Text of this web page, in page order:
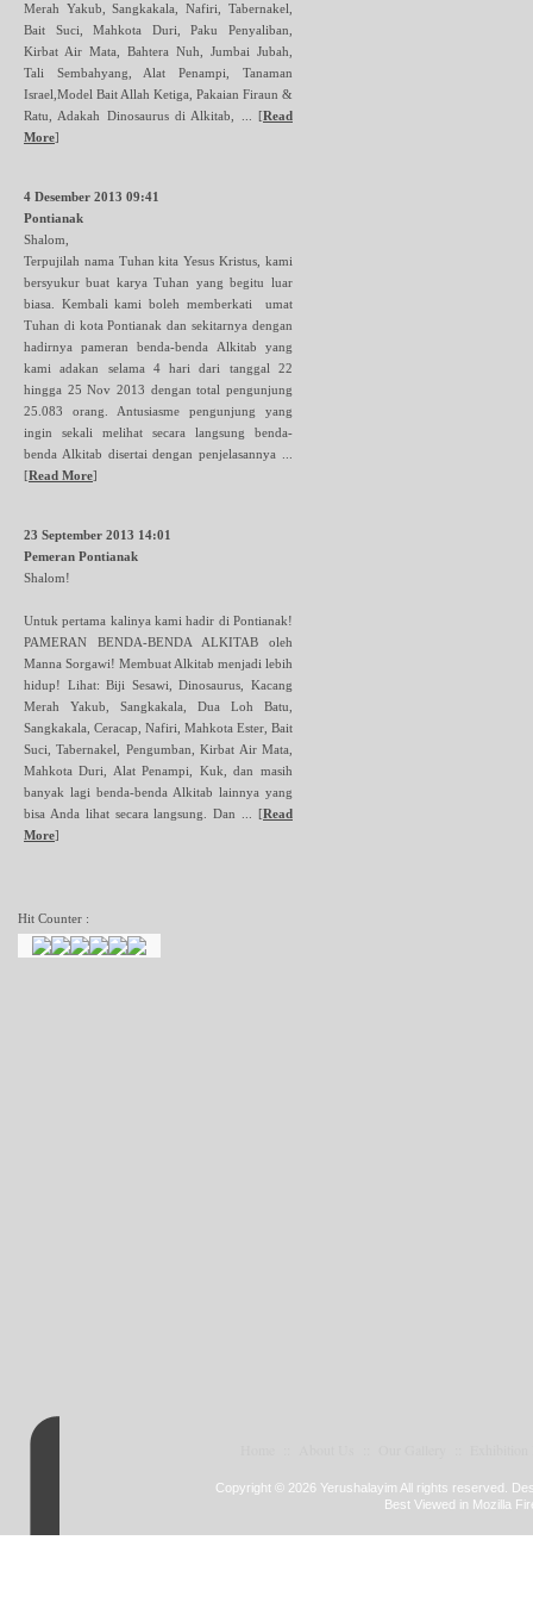
Merah Yakub, Sangkakala, Nafiri, Tabernakel,
Bait Suci, Mahkota Duri, Paku Penyaliban,
Kirbat Air Mata, Bahtera Nuh, Jumbai Jubah,
Tali Sembahyang, Alat Penampi, Tanaman
Israel,Model Bait Allah Ketiga, Pakaian Firaun &
Ratu, Adakah Dinosaurus di Alkitab, ... [Read
More]
4 Desember 2013 09:41
Pontianak
Shalom,
Terpujilah nama Tuhan kita Yesus Kristus, kami
bersyukur buat karya Tuhan yang begitu luar
biasa. Kembali kami boleh memberkati umat
Tuhan di kota Pontianak dan sekitarnya dengan
hadirnya pameran benda-benda Alkitab yang
kami adakan selama 4 hari dari tanggal 22
hingga 25 Nov 2013 dengan total pengunjung
25.083 orang. Antusiasme pengunjung yang
ingin sekali melihat secara langsung benda-
benda Alkitab disertai dengan penjelasannya ...
[Read More]
23 September 2013 14:01
Pemeran Pontianak
Shalom!
Untuk pertama kalinya kami hadir di Pontianak!
PAMERAN BENDA-BENDA ALKITAB oleh
Manna Sorgawi! Membuat Alkitab menjadi lebih
hidup! Lihat: Biji Sesawi, Dinosaurus, Kacang
Merah Yakub, Sangkakala, Dua Loh Batu,
Sangkakala, Ceracap, Nafiri, Mahkota Ester, Bait
Suci, Tabernakel, Pengumban, Kirbat Air Mata,
Mahkota Duri, Alat Penampi, Kuk, dan masih
banyak lagi benda-benda Alkitab lainnya yang
bisa Anda lihat secara langsung. Dan ... [Read
More]
Hit Counter :
Copyright © 2026 Yerushalayim All rights reserved.
Best Viewed in Mozilla